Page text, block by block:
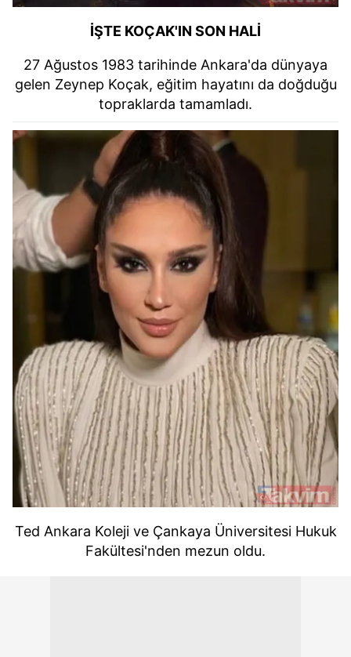
Sitemizde kendimize ve üçüncü kişilere ait çerezler
kullanılmaktadır. Bu çerezler vasıtasıyla çeşitli kişisel
verileriniz işlenmekte olup gerekli olan çerezler bilgi
toplumu hizmetlerinin sunulması amacıyla
kullanılmaktadır. Diğer çerezler, sitemizin daha işlevsel
kılınması ve kişiselleştirilmesi ve sizlere yönelik
reklam/pazarlama faaliyetlerinin yapılması, amaçlarıyla
sınırlı olarak açık rızanız dahilinde kullanılacaktır.
Çerezlere ilişkin tercihlerinizi aşağıda yer alan panel
vasıtasıyla belirleyebilirsiniz. Çerezlere ilişkin detaylı bilgi
için Ayarlar butonuna tıklayabilir,Çerez Bilgilendirme
Metnimiziziyaret edebilirsiniz.
6698 sayılı Kişisel Verilerin Korunması Kanunu uyarınca
hazırlanmış Aydınlatma Metnimizi okumak ve sitemizde
ilgili mevzuata uygun olarak kullanılan çerezlerle ilgili bilgi
almak için lütfentıklayınız.
İŞTE KOÇAK'IN SON HALİ
27 Ağustos 1983 tarihinde Ankara'da dünyaya
gelen Zeynep Koçak, eğitim hayatını da doğduğu
topraklarda tamamladı.
Ted Ankara Koleji ve Çankaya Üniversitesi Hukuk
Fakültesi'nden mezun oldu.